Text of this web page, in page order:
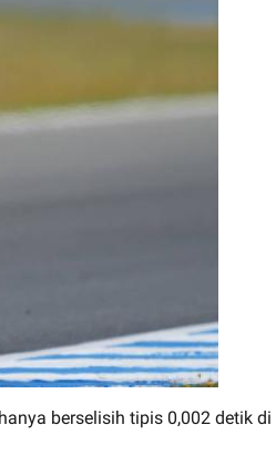
berselisih tipis 0,002 detik